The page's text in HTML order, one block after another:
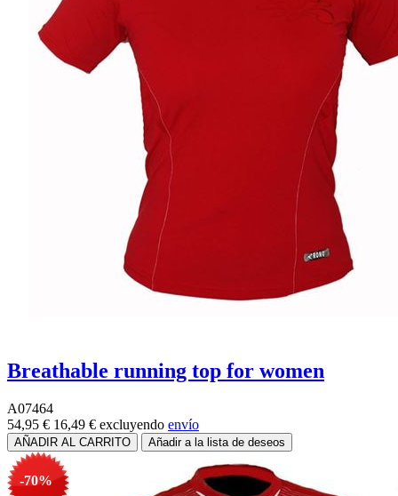
Breathable running top for women
A07464
54,95 € 16,49 € excluyendo envío
-70%